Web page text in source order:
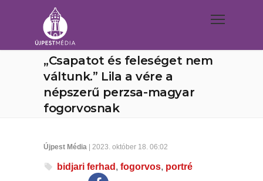
„Csapatot és feleséget nem
váltunk.” Lila a vére a
népszerű perzsa-magyar
fogorvosnak
Újpest Média | 2023. október 18. 06:02
bidjari ferhad , fogorvos, portré